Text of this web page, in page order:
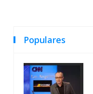
Populares